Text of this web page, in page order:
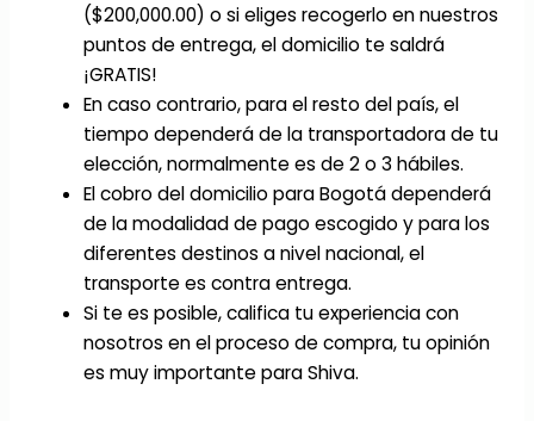
($200,000.00) o si eliges recogerlo en nuestros
puntos de entrega, el domicilio te saldrá
¡GRATIS!
En caso contrario, para el resto del país, el
tiempo dependerá de la transportadora de tu
elección, normalmente es de 2 o 3 hábiles.
El cobro del domicilio para Bogotá dependerá
de la modalidad de pago escogido y para los
diferentes destinos a nivel nacional, el
transporte es contra entrega.
Si te es posible, califica tu experiencia con
nosotros en el proceso de compra, tu opinión
es muy importante para Shiva.